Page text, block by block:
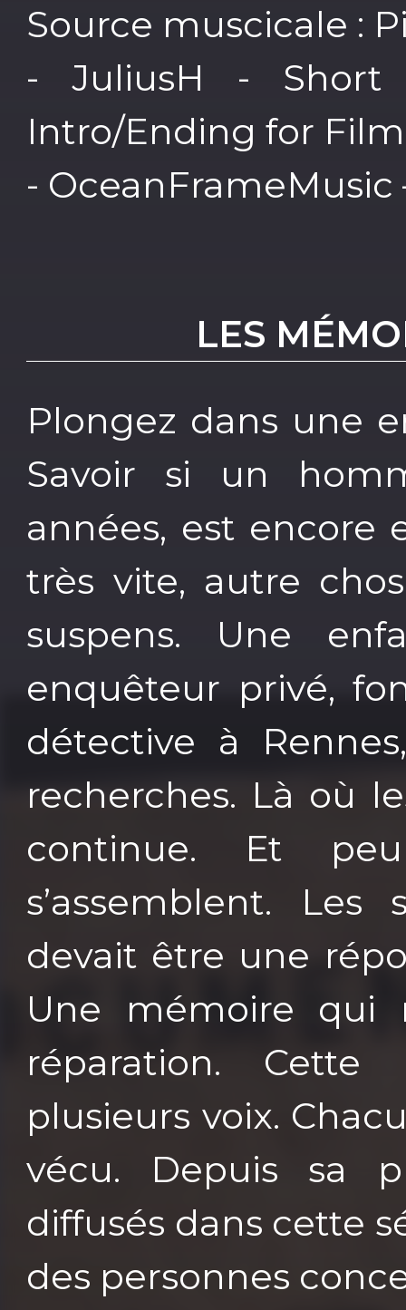
Source muscicale :
- JuliusH - Short
Intro/Ending for
- OceanFrameMusic
LES
Plongez dans une
Savoir si un
années, est encore
très vite, autre
suspens. Une
enquêteur privé,
détective à
recherches. Là où
continue. Et
s’assemblent.
devait être une
Une mémoire qui
réparation.
plusieurs voix.
vécu. Depuis sa
diffusés dans cette
des personnes